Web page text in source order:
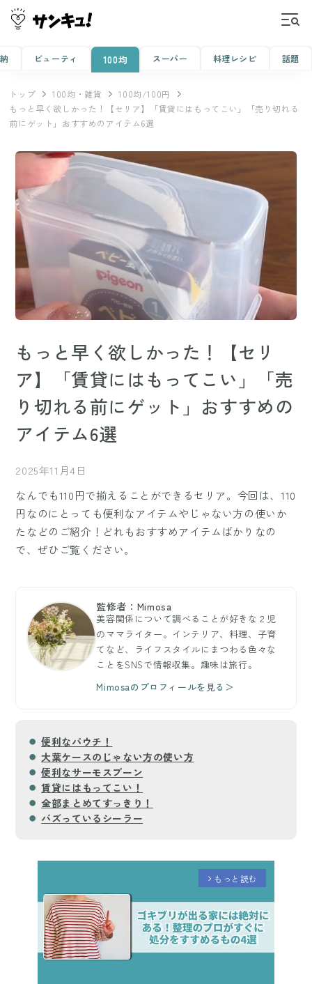
ビューティ 100均 スーパー 料理レシピ 話題
トップ 100均・雑貨
100均/100円
もっと早く欲しかった！【セリア】「賃貸にはもってこい」「売り切れる
前にゲット」おすすめのアイテム6選
もっと早く欲しかった！【セリ
ア】「賃貸にはもってこい」「売
り切れる前にゲット」おすすめの
アイテム6選
2025年11月4日
なんでも110円で揃えることができるセリア。今回は、110
円なのにとっても便利なアイテムやじゃない方の使いか
たなどのご紹介！どれもおすすめアイテムばかりなの
で、ぜひご覧ください。
監修者：Mimosa
美容関係について調べることが好きな２児
のママライター。インテリア、料理、子育
てなど、ライフスタイルにまつわる色々な
ことをSNSで情報収集。趣味は旅行。
Mimosaのプロフィールを見る＞
便利なパウチ！
大葉ケースのじゃない方の使い方
便利なサーモスプーン
賃貸にはもってこい！
全部まとめてすっきり！
バズっているシーラー
arrow_forward_ios もっと読む